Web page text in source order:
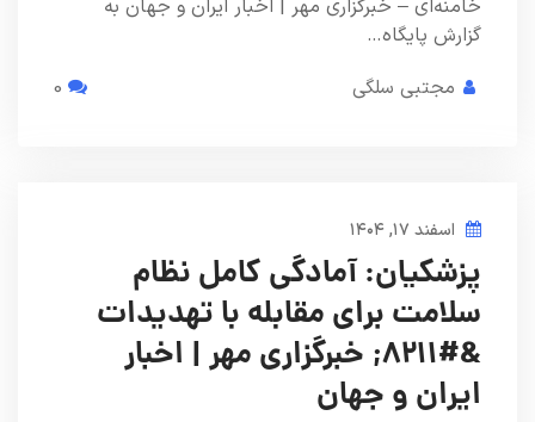
خامنه‌ای – خبرگزاری مهر | اخبار ایران و جهان به
گزارش پایگاه…
مجتبی سلگی
اسفند ۱۷, ۱۴۰۴
پزشکیان: آمادگی کامل نظام
سلامت برای مقابله با تهدیدات
&#۸۲۱۱; خبرگزاری مهر | اخبار
ایران و جهان